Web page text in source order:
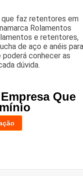
que faz retentores em
Rolamentos
e retentores,
de aço e anéis para
conhecer as
dúvida.
Que